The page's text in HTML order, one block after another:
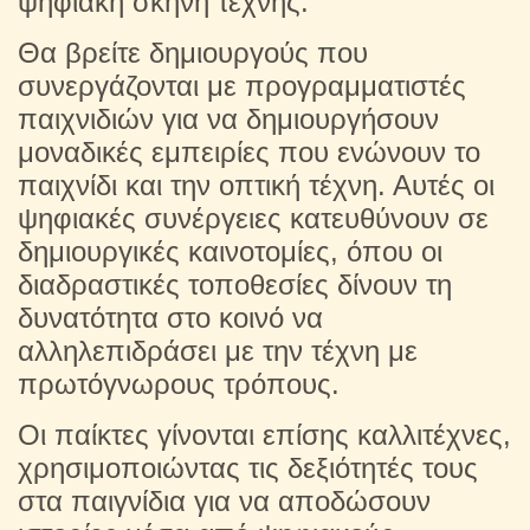
Θα βρείτε δημιουργούς που
συνεργάζονται με προγραμματιστές
παιχνιδιών για να δημιουργήσουν
μοναδικές εμπειρίες που ενώνουν το
παιχνίδι και την οπτική τέχνη. Αυτές οι
ψηφιακές συνέργειες κατευθύνουν σε
δημιουργικές καινοτομίες, όπου οι
διαδραστικές τοποθεσίες δίνουν τη
δυνατότητα στο κοινό να
αλληλεπιδράσει με την τέχνη με
πρωτόγνωρους τρόπους.
Οι παίκτες γίνονται επίσης καλλιτέχνες,
χρησιμοποιώντας τις δεξιότητές τους
στα παιγνίδια για να αποδώσουν